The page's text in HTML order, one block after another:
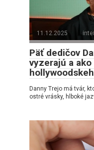
11.12.2025
Päť dedičov
vyzerajú a
Danny Trejo má tvár,
ostré vrásky, hlboké